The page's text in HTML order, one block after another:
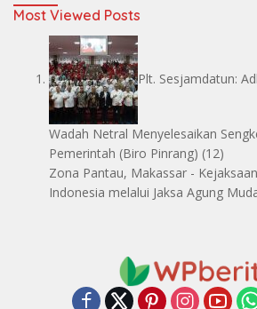
Most Viewed Posts
Plt. Sesjamdatun:
Wadah Netral Menyelesaikan
Pemerintah (Biro Pinrang) (12)
Zona Pantau, Makassar -
Indonesia melalui Jaksa Agung